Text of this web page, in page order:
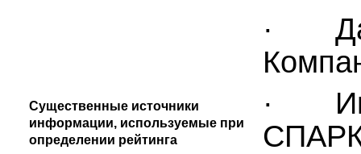
Существенные источники
информации, используемые при
определении рейтинга
·
·